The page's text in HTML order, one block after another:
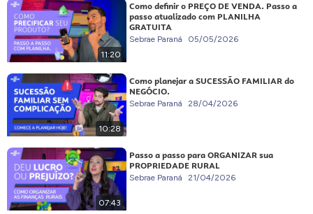
11:20
Como definir o PREÇO DE VENDA. Passo a
passo atualizado com PLANILHA
GRATUITA
Sebrae Paraná 05/05/2026
10:28
Como planejar a SUCESSÃO FAMILIAR do
NEGÓCIO.
Sebrae Paraná 28/04/2026
07:43
Passo a passo para ORGANIZAR sua
PROPRIEDADE RURAL
Sebrae Paraná 21/04/2026